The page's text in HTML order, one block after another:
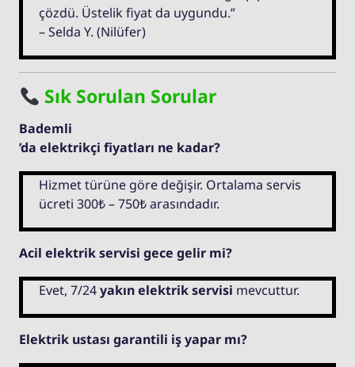
çözdü. Üstelik fiyat da uygundu.”
– Selda Y. (Nilüfer)
Sık Sorulan Sorular
Bademli
’da elektrikçi fiyatları ne kadar?
Hizmet türüne göre değişir. Ortalama servis
ücreti 300₺ – 750₺ arasındadır.
Acil elektrik servisi gece gelir mi?
Evet, 7/24yakın elektrik servisi mevcuttur.
Elektrik ustası garantili iş yapar mı?